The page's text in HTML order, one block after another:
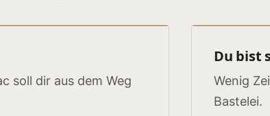
soll dir aus dem Weg
Du bist
Wenig
Bastelei.